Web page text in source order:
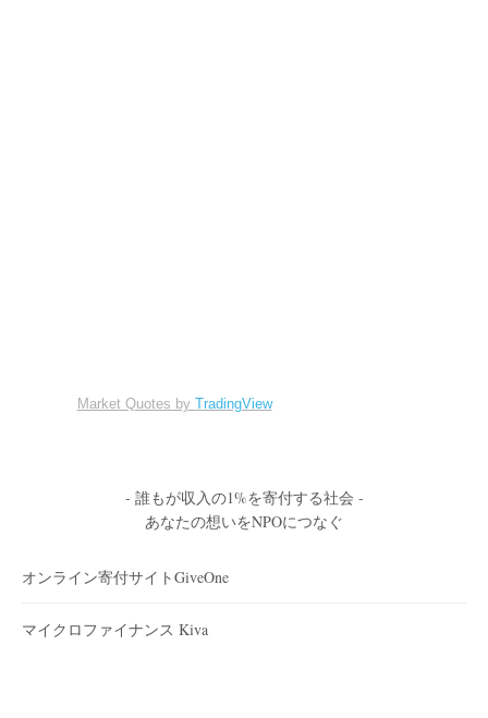
Market Quotes by TradingView
- 誰もが収入の1%を寄付する社会 -
あなたの想いをNPOにつなぐ
オンライン寄付サイトGiveOne
マイクロファイナンス Kiva